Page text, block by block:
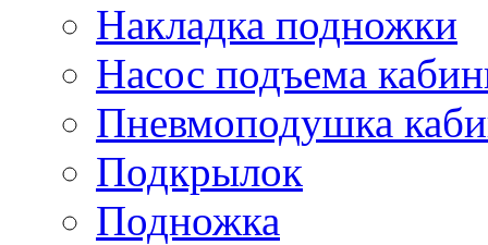
Накладка подножки
Насос подъема
Пневмоподушка
Подкрылок
Подножка